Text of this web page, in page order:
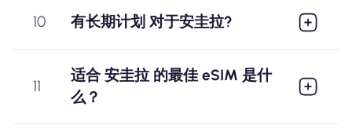
10 有长期计划 对于安圭拉?
11
适合 安圭拉 的最佳 eSIM 是什
么？